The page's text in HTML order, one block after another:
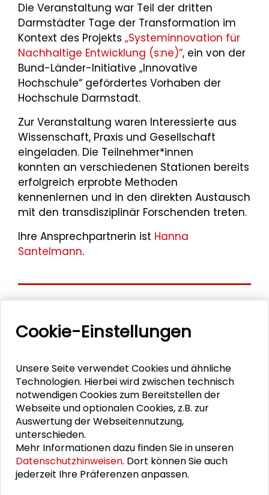
Die Veranstaltung war Teil der dritten
Darmstädter Tage der Transformation im
Kontext des Projekts „Systeminnovation für
Nachhaltige Entwicklung (s:ne)“, ein von der
Bund-Länder-Initiative „Innovative
Hochschule“ gefördertes Vorhaben der
Hochschule Darmstadt.
Zur Veranstaltung waren Interessierte aus
Wissenschaft, Praxis und Gesellschaft
eingeladen. Die Teilnehmer*innen
konnten an verschiedenen Stationen bereits
erfolgreich erprobte Methoden
kennenlernen und in den direkten Austausch
mit den transdisziplinär Forschenden treten.
Ihre Ansprechpartnerin ist Hanna
Santelmann.
Veranstaltungen
11. Internationale Waldkunstkonferenz
"Demokratischer Wald"
Schlüsseltexte für die Wirtschaft von morgen
Zusammen mehr erreichen – Zukunftsbündnis im
Dialog
Schader-Festival 2026
Cookie-Einstellungen
Unsere Seite verwendet Cookies und ähnliche
Technologien. Hierbei wird zwischen technisch
notwendigen Cookies zum Bereitstellen der
Webseite und optionalen Cookies, z.B. zur
Auswertung der Webseitennutzung,
unterschieden.
Mehr Informationen dazu finden Sie in unseren
Datenschutzhinweisen. Dort können Sie auch
jederzeit Ihre Präferenzen anpassen.